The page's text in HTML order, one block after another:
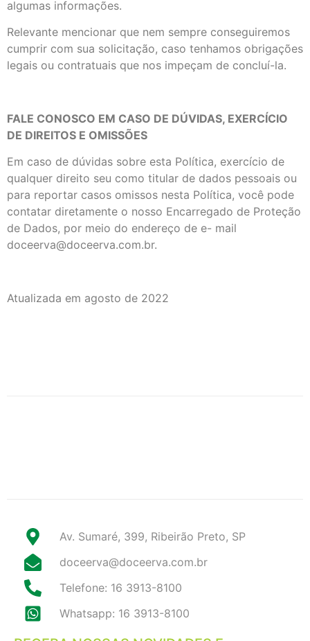
algumas informações.
Relevante mencionar que nem sempre conseguiremos
cumprir com sua solicitação, caso tenhamos obrigações
legais ou contratuais que nos impeçam de concluí-la.
FALE CONOSCO EM CASO DE DÚVIDAS, EXERCÍCIO
DE DIREITOS E OMISSÕES
Em caso de dúvidas sobre esta Política, exercício de
qualquer direito seu como titular de dados pessoais ou
para reportar casos omissos nesta Política, você pode
contatar diretamente o nosso Encarregado de Proteção
de Dados, por meio do endereço de e- mail
doceerva@doceerva.com.br.
Atualizada em agosto de 2022
Av. Sumaré, 399, Ribeirão Preto, SP
doceerva@doceerva.com.br
Telefone: 16 3913-8100
Whatsapp: 16 3913-8100